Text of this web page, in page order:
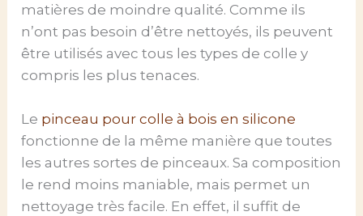
matières de moindre qualité. Comme ils
n’ont pas besoin d’être nettoyés, ils peuvent
être utilisés avec tous les types de colle y
compris les plus tenaces.
Le pinceau pour colle à bois en silicone
fonctionne de la même manière que toutes
les autres sortes de pinceaux. Sa composition
le rend moins maniable, mais permet un
nettoyage très facile. En effet, il suffit de